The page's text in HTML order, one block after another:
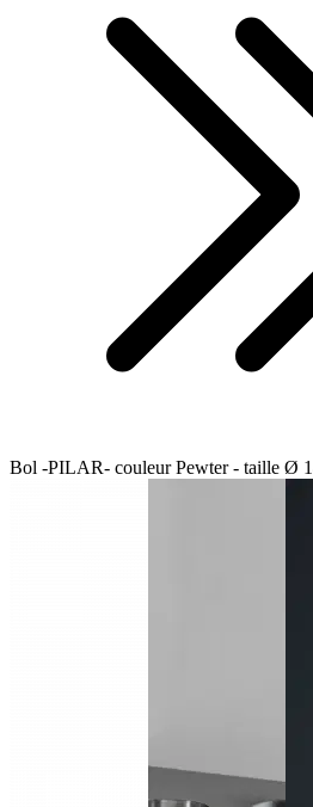
Bol -PILAR- couleur Pewter - taille Ø